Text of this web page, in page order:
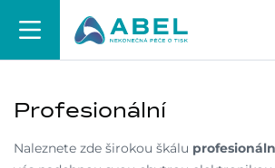
Profesionální
Naleznete zde širokou škálu